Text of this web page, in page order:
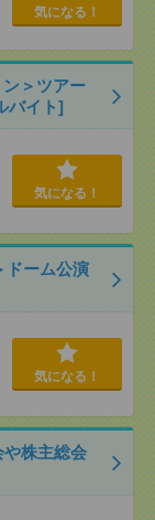
気になる！
＞ツアー
バイト]
気になる！
ドーム公演
気になる！
や株主総会